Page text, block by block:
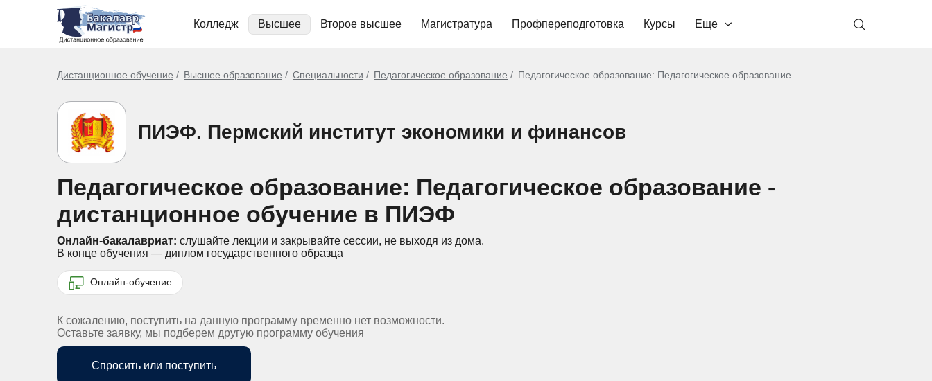
Колледж Высшее Второе высшее Магистратура Профпереподготовка Курсы Еще
Дистанционное обучение Высшее образование Специальности Педагогическое образование Педагогическое образование: Педагогическое образование
ПИЭФ. Пермский институт экономики и финансов
Педагогическое образование: Педагогическое образование -
дистанционное обучение в ПИЭФ
Онлайн-бакалавриат: слушайте лекции и закрывайте сессии, не выходя из дома.
В конце обучения — диплом государственного образца
Онлайн-обучение
К сожалению, поступить на данную программу временно нет возможности.
Оставьте заявку, мы подберем другую программу обучения
Спросить или поступить